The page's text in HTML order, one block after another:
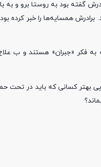
گفته بود به روستا برو و به
همسایه‌ها را خبر کرده
به فکر «جبران» هستند و ب
بهتر کسانی که باید در تحت